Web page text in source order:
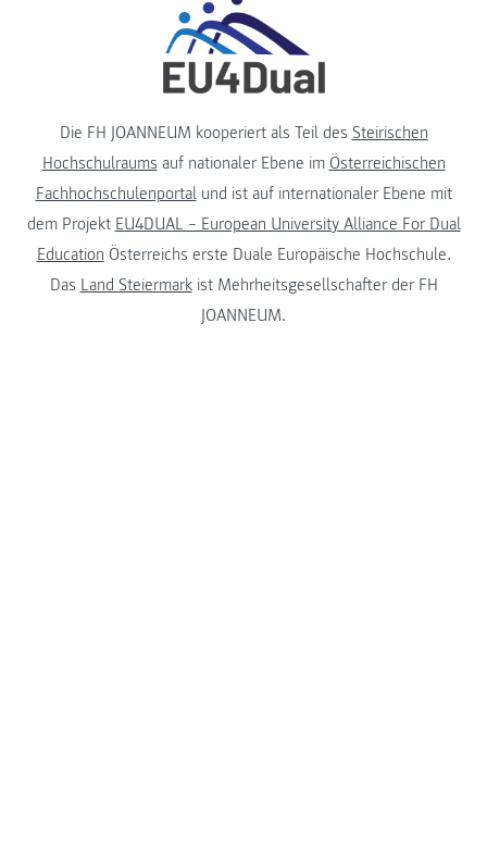
Die FH JOANNEUM kooperiert als Teil des Steirischen
Hochschulraums auf nationaler Ebene im Österreichischen
Fachhochschulenportalund ist auf internationaler Ebene mit
dem Projekt EU4DUAL – European University Alliance For Dual
Education Österreichs erste Duale Europäische Hochschule.
Das Land Steiermarkist Mehrheitsgesellschafter der FH
JOANNEUM.